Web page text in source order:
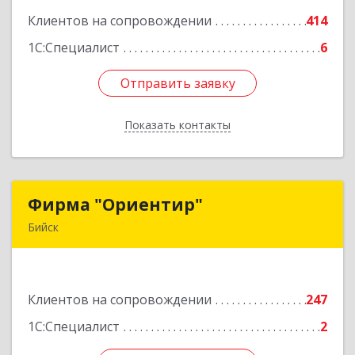
Клиентов на сопровождении
414
1С:Специалист
6
Отправить заявку
Показать контакты
Подробнее
Отправить заявку
Назад
Фирма "Ориентир"
Бийск
Клиентов на сопровождении
247
1С:Специалист
2
Фирма "Ориентир"
Подробнее